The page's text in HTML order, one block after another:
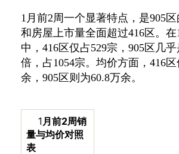
1月前2周一个显著特点，是905
和房屋上市量全面超过416区。在
中，416区仅占529宗，905区几
倍，占1054宗。均价方面，416
余，905区则为60.8万余。
1 月前2周销
量与均价对照
表